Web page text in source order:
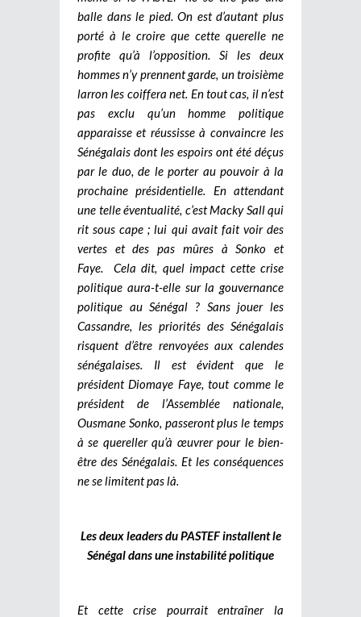
balle dans le pied. On est d’autant plus
porté à le croire que cette querelle ne
profite qu’à l’opposition. Si les deux
hommes n’y prennent garde, un troisième
larron les coiffera net. En tout cas, il n’est
pas exclu qu’un homme politique
apparaisse et réussisse à convaincre les
Sénégalais dont les espoirs ont été déçus
par le duo, de le porter au pouvoir à la
prochaine présidentielle. En attendant
une telle éventualité, c’est Macky Sall qui
rit sous cape ; lui qui avait fait voir des
vertes et des pas mûres à Sonko et
Faye. Cela dit, quel impact cette crise
politique aura-t-elle sur la gouvernance
politique au Sénégal ? Sans jouer les
Cassandre, les priorités des Sénégalais
risquent d’être renvoyées aux calendes
sénégalaises. Il est évident que le
président Diomaye Faye, tout comme le
président de l’Assemblée nationale,
Ousmane Sonko, passeront plus le temps
à se quereller qu’à œuvrer pour le bien-
être des Sénégalais. Et les conséquences
ne se limitent pas là.
Les deux leaders du PASTEF installent le
Sénégal dans une instabilité politique
Et cette crise pourrait entraîner la